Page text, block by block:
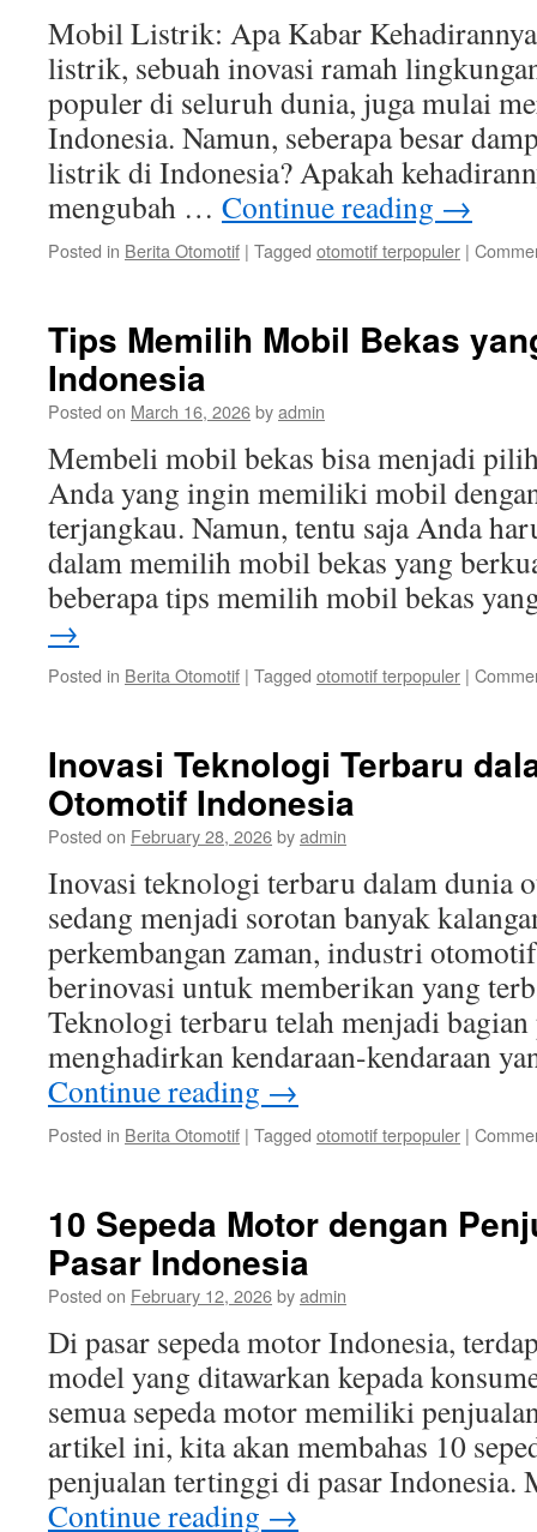
Mobil Listrik: Apa Kabar
listrik, sebuah inovasi ramah
populer di seluruh dunia, juga mulai
Indonesia. Namun, seberapa besar
listrik di Indonesia? Apakah
mengubah … Continue reading →
Posted in Berita Otomotif | Tagged otomotif terpopuler |
Tips Memilih Mobil Bekas
Indonesia
Posted on March 16, 2026byadmin
Membeli mobil bekas bisa menjadi
Anda yang ingin memiliki mobil
terjangkau. Namun, tentu saja Anda
dalam memilih mobil bekas yang
beberapa tips memilih mobil bekas
→
Posted in Berita Otomotif | Tagged otomotif terpopuler |
Inovasi Teknologi Terbaru
Otomotif Indonesia
Posted on February 28, 2026byadmin
Inovasi teknologi terbaru dalam dunia
sedang menjadi sorotan banyak
perkembangan zaman, industri
berinovasi untuk memberikan yang
Teknologi terbaru telah menjadi
menghadirkan kendaraan-kendaraan
Continue reading →
Posted in Berita Otomotif | Tagged otomotif terpopuler |
10 Sepeda Motor dengan
Pasar Indonesia
Posted on February 12, 2026byadmin
Di pasar sepeda motor Indonesia,
model yang ditawarkan kepada
semua sepeda motor memiliki
artikel ini, kita akan membahas 10
penjualan tertinggi di pasar
Continue reading →